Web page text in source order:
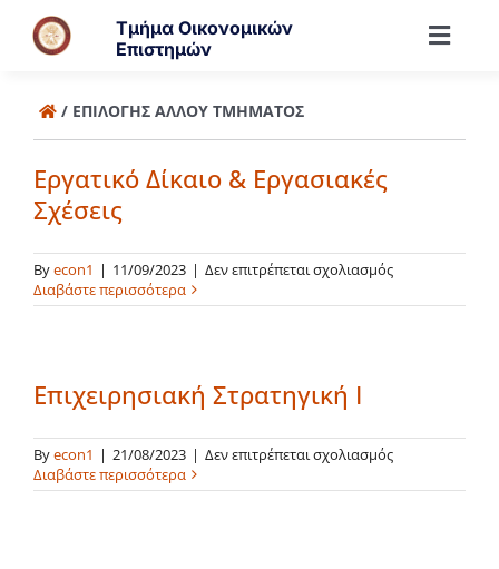
Μετάβαση
περιεχόμενο
Τμήμα Οικονομικών
Επιστημών
Τμήμα
Άνθρωποι
Προπτυχιακά
Έρευνα
/ ΕΠΙΛΟΓΉΣ ΆΛΛΟΥ ΤΜΉΜΑΤΟΣ
Εργατικό Δίκαιο & Εργασιακές
Σχέσεις
Byecon1 | 11/09/2023 | Δεν επιτρέπεται σχολιασμόςστο
Δίκαιο
Διαβάστε περισσότερα
Επιχειρησιακή Στρατηγική Ι
Byecon1 | 21/08/2023 | Δεν επιτρέπεται σχολιασμόςστο
Στρατηγική
Διαβάστε περισσότερα